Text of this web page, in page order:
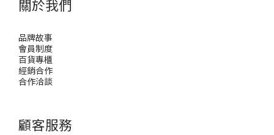
關於我們
品牌故事
會員制度
百貨專櫃
經銷合作
合作洽談
顧客服務